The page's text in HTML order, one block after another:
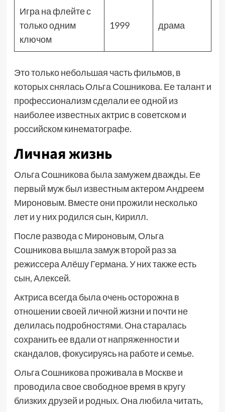
Игра на флейте с
только одним
ключом
1999 драма
Это только небольшая часть фильмов, в
которых снялась Ольга Сошникова. Ее талант и
профессионализм сделали ее одной из
наиболее известных актрис в советском и
российском кинематографе.
Личная жизнь
Ольга Сошникова была замужем дважды. Ее
первый муж был известным актером Андреем
Мироновым. Вместе они прожили несколько
лет и у них родился сын, Кирилл.
После развода с Мироновым, Ольга
Сошникова вышла замуж второй раз за
режиссера Алёшу Германа. У них также есть
сын, Алексей.
Актриса всегда была очень осторожна в
отношении своей личной жизни и почти не
делилась подробностями. Она старалась
сохранить ее вдали от напряженности и
скандалов, фокусируясь на работе и семье.
Ольга Сошникова проживала в Москве и
проводила свое свободное время в кругу
близких друзей и родных. Она любила читать,